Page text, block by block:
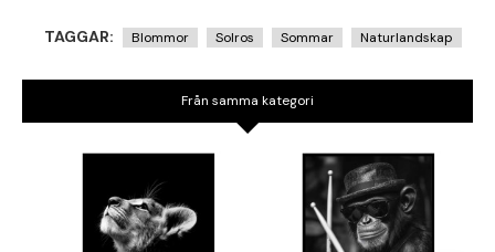
TAGGAR: Blommor Solros Sommar Naturlandskap
Från samma kategori